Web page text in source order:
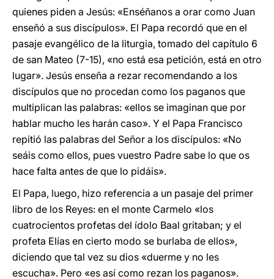
quienes piden a Jesús: «Enséñanos a orar como Juan
enseñó a sus discípulos». El Papa recordó que en el
pasaje evangélico de la liturgia, tomado del capítulo 6
de san Mateo (7-15), «no está esa petición, está en otro
lugar». Jesús enseña a rezar recomendando a los
discípulos que no procedan como los paganos que
multiplican las palabras: «ellos se imaginan que por
hablar mucho les harán caso». Y el Papa Francisco
repitió las palabras del Señor a los discípulos: «No
seáis como ellos, pues vuestro Padre sabe lo que os
hace falta antes de que lo pidáis».
El Papa, luego, hizo referencia a un pasaje del primer
libro de los Reyes: en el monte Carmelo «los
cuatrocientos profetas del ídolo Baal gritaban; y el
profeta Elías en cierto modo se burlaba de ellos»,
diciendo que tal vez su dios «duerme y no les
escucha». Pero «es así como rezan los paganos».